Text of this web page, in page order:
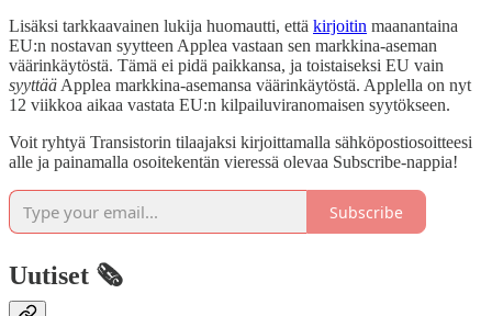
Lisäksi tarkkaavainen lukija huomautti, että kirjoitin maanantaina
EU:n nostavan syytteen Applea vastaan sen markkina-aseman
väärinkäytöstä. Tämä ei pidä paikkansa, ja toistaiseksi EU vain
syyttää Applea markkina-asemansa väärinkäytöstä. Applella on nyt
12 viikkoa aikaa vastata EU:n kilpailuviranomaisen syytökseen.
Voit ryhtyä Transistorin tilaajaksi kirjoittamalla sähköpostiosoitteesi
alle ja painamalla osoitekentän vieressä olevaa Subscribe-nappia!
Subscribe
Uutiset 🗞️